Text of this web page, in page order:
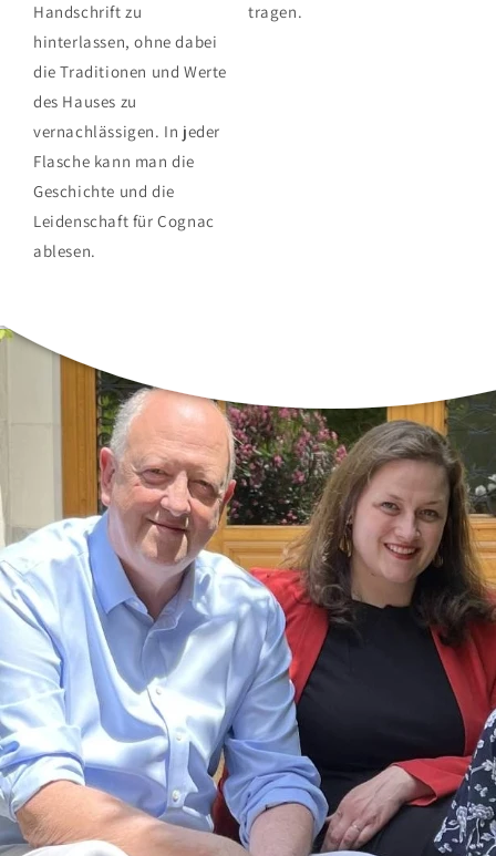
Handschrift zu
hinterlassen, ohne dabei
die Traditionen und Werte
des Hauses zu
vernachlässigen. In jeder
Flasche kann man die
Geschichte und die
Leidenschaft für Cognac
ablesen.
tragen.